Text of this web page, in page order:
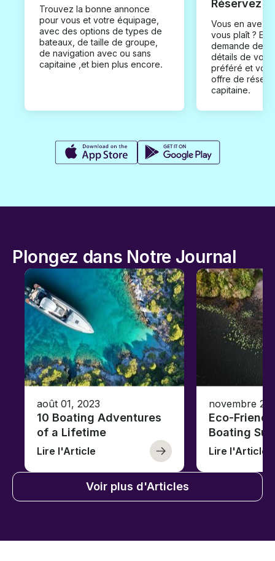
Trouvez la bonne annonce
pour vous et votre équipage,
avec des options de types de
bateaux, de taille de groupe,
de navigation avec ou sans
capitaine ,et bien plus encore.
Réservez
Vous en avez
vous plaît ?
demande de
détails de
préféré et
offre de
capitaine.
Plongez dans Notre Journal
août 01, 2023
10 Boating Adventures
of a Lifetime
Lire l'Article
novembre
Eco-
Boating
Lire l'Article
Voir plus d'Articles